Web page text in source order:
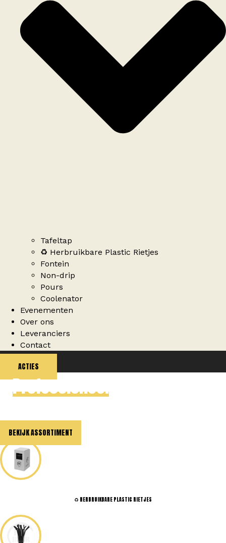
Tafeltap
♻️ Herbruikbare Plastic Rietjes
Fontein
Non-drip
Pours
Coolenator
Evenementen
Over ons
Leveranciers
Contact
ACTIES
Professioneel
BEKIJK ASSORTIMENT
♻️ HERBRUIKBARE PLASTIC RIETJES